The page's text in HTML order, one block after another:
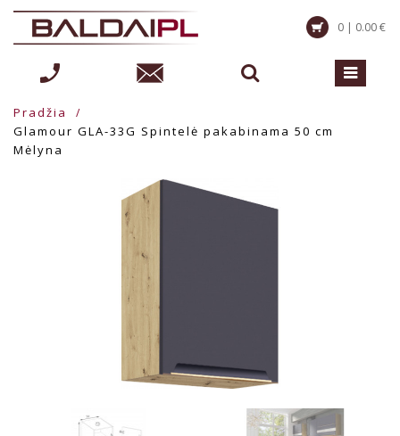
0 | 0.00 €
Pradžia
Glamour GLA-33G Spintelė pakabinama 50 cm
Mėlyna